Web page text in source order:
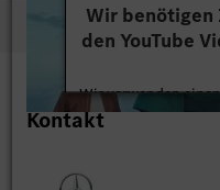
Wir benötigen
den YouTube
Wir verwenden
um Videoinhalte
Kontakt